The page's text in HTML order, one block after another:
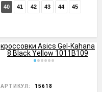
40 41 42 43 44 45
АРТИКУЛ: 15618